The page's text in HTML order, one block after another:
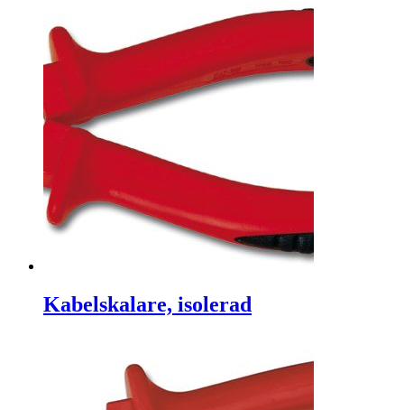
Kabelskalare, isolerad